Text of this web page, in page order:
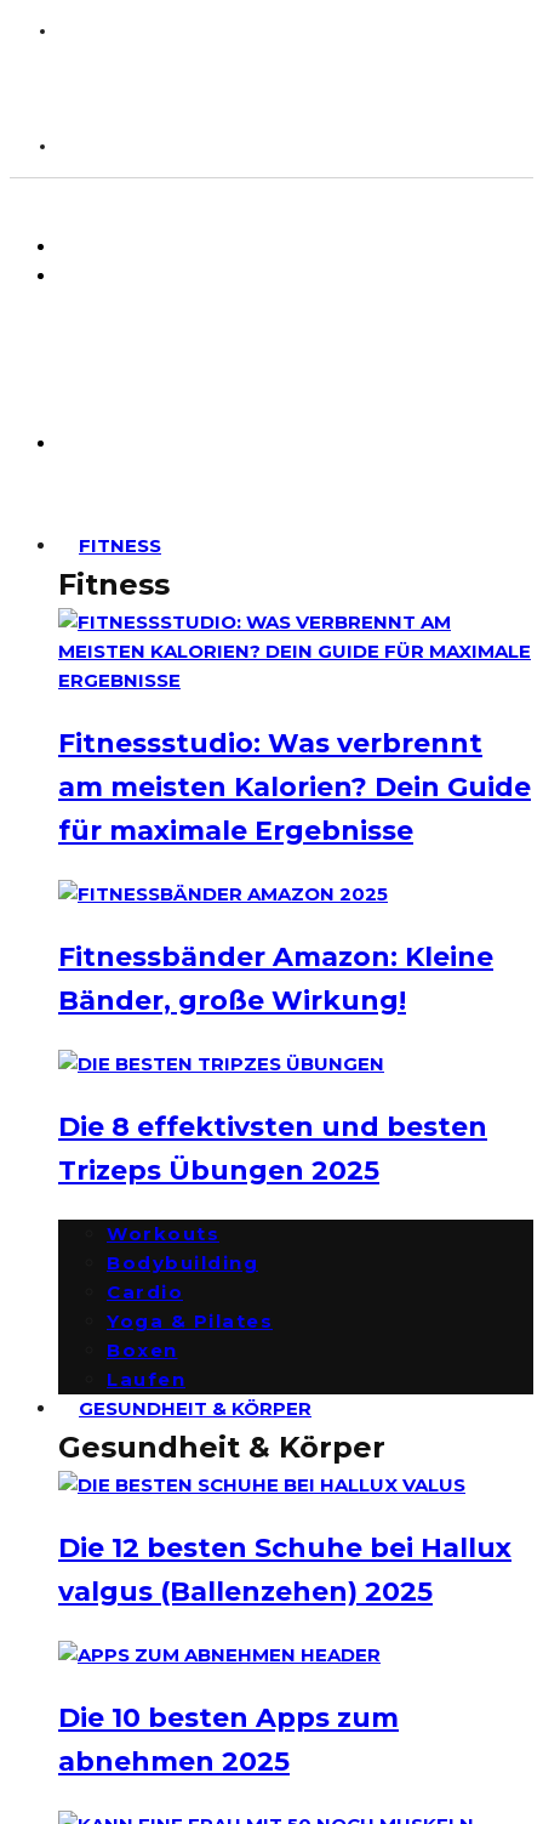
FITNESS
Fitness
Fitnessstudio: Was verbrennt
am meisten Kalorien? Dein Guide
für maximale Ergebnisse
Fitnessbänder Amazon: Kleine
Bänder, große Wirkung!
Die 8 effektivsten und besten
Trizeps Übungen 2025
Workouts
Bodybuilding
Cardio
Yoga & Pilates
Boxen
Laufen
GESUNDHEIT & KÖRPER
Gesundheit & Körper
Die 12 besten Schuhe bei Hallux
valgus (Ballenzehen) 2025
Die 10 besten Apps zum
abnehmen 2025